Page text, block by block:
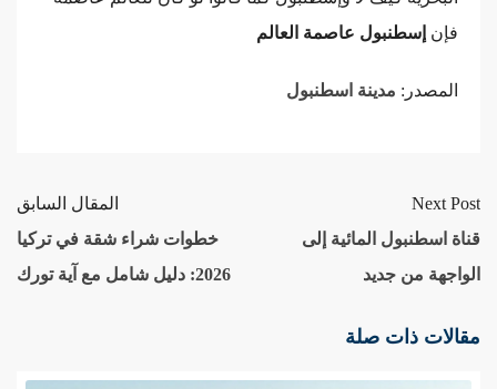
فإن إسطنبول عاصمة العالم
المصدر: مدينة اسطنبول
المقال السابق
خطوات شراء شقة في تركيا
2026: دليل شامل مع آية تورك
Next Post
قناة اسطنبول المائية إلى
الواجهة من جديد
مقالات ذات صلة